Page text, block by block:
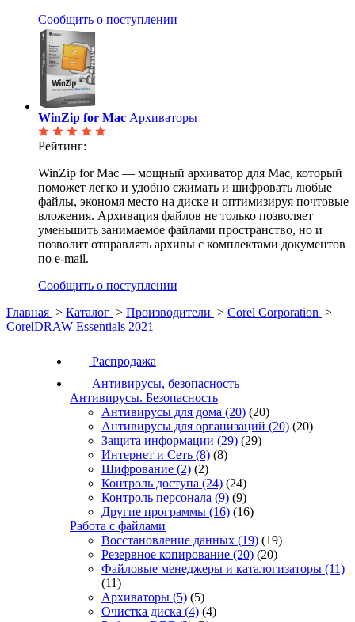
Сообщить о поступлении
WinZip for Mac Архиваторы
Рейтинг:
WinZip for Mac — мощный архиватор для Mac, который
поможет легко и удобно сжимать и шифровать любые
файлы, экономя место на диске и оптимизируя почтовые
вложения. Архивация файлов не только позволяет
уменьшить занимаемое файлами пространство, но и
позволит отправлять архивы с комплектами документов
по e-mail.
Сообщить о поступлении
Главная > Каталог > Производители > Corel Corporation >
CorelDRAW Essentials 2021
Распродажа
Антивирусы, безопасность
Антивирусы. Безопасность
Антивирусы для дома (20) (20)
Антивирусы для организаций (20) (20)
Защита информации (29) (29)
Интернет и Сеть (8) (8)
Шифрование (2) (2)
Контроль доступа (24) (24)
Контроль персонала (9) (9)
Другие программы (16) (16)
Работа с файлами
Восстановление данных (19) (19)
Резервное копирование (20) (20)
Файловые менеджеры и каталогизаторы (11)
(11)
Архиваторы (5) (5)
Очистка диска (4) (4)